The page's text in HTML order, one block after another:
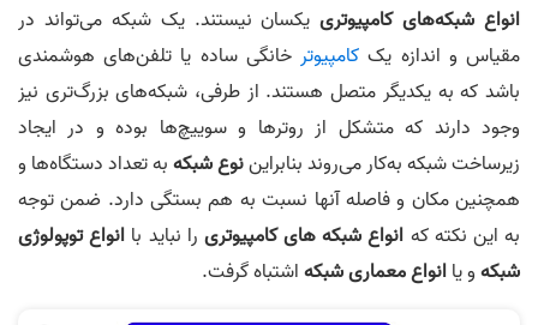
انواع شبکه‌های کامپیوترییکسان نیستند. یک شبکه می‌تواند در
مقیاس و اندازه یک کامپیوترخانگی ساده یا تلفن‌های هوشمندی
باشد که به یکدیگر متصل هستند. از طرفی، شبکه‌های بزرگ‌تری نیز
وجود دارند که متشکل از روترها و سوییچ‌ها بوده و در ایجاد
زیرساخت شبکه به‌کار می‌روند بنابرایننوع شبکهبه تعداد دستگاه‌ها و
همچنین مکان و فاصله آنها نسبت به هم بستگی دارد. ضمن توجه
به این نکته که انواع شبکه های کامپیوتری را نباید با انواع توپولوژی
شبکهو یاانواع معماری شبکهاشتباه گرفت.